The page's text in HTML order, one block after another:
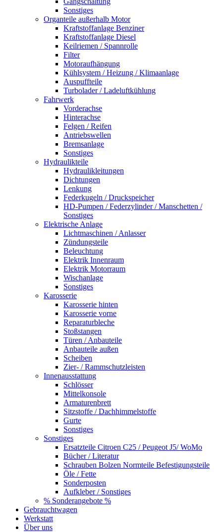
Sonstiges
Organteile außerhalb Motor
Kraftstoffanlage Benziner
Kraftstoffanlage Diesel
Keilriemen / Spannrolle
Filter
Motoraufhängung
Kühlsystem / Heizung / Klimaanlage
Auspuffteile
Turbolader / Ladeluftkühlung
Fahrwerk
Vorderachse
Hinterachse
Felgen / Reifen
Antriebswellen
Bremsanlage
Sonstiges
Hydraulikteile
Hydraulikleitungen
Dichtungen
Lenkung
Federkugeln / Druckspeicher
HD-Pumpen / Federzylinder / Manschetten /
Sonstiges
Elektrische Anlage
Lichtmaschinen / Anlasser
Zündungsteile
Beleuchtung
Elektrik Innenraum
Elektrik Motorraum
Wischanlage
Sonstiges
Karosserie
Karosserie hinten
Karosserie vorne
Reparaturbleche
Stoßstangen
Türen / Anbauteile
Anbauteile außen
Scheiben
Zier- / Rammschutzleisten
Innenausstattung
Schlösser
Mittelkonsole
Armaturenbrett
Sitzstoffe / Dachhimmelstoffe
Gurte
Sonstiges
Sonstiges
Ersatzteile Citroen C25 / Peugeot J5/ WoMo
Bücher / Literatur
Schrauben Bolzen Normteile Befestigungsteile
Öle / Fette
Sonderposten
Aufkleber / Sonstiges
% Sonderangebote %
Gebrauchtwagen
Werkstatt
Über uns